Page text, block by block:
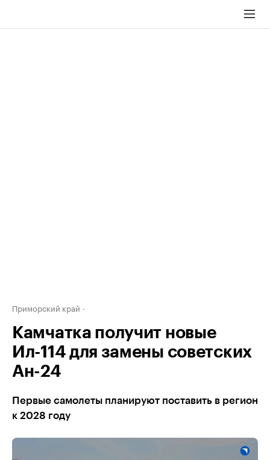
Приморский край
Камчатка получит новые
Ил-114 для замены советских
Ан-24
Первые самолеты планируют поставить в регион
к 2028 году